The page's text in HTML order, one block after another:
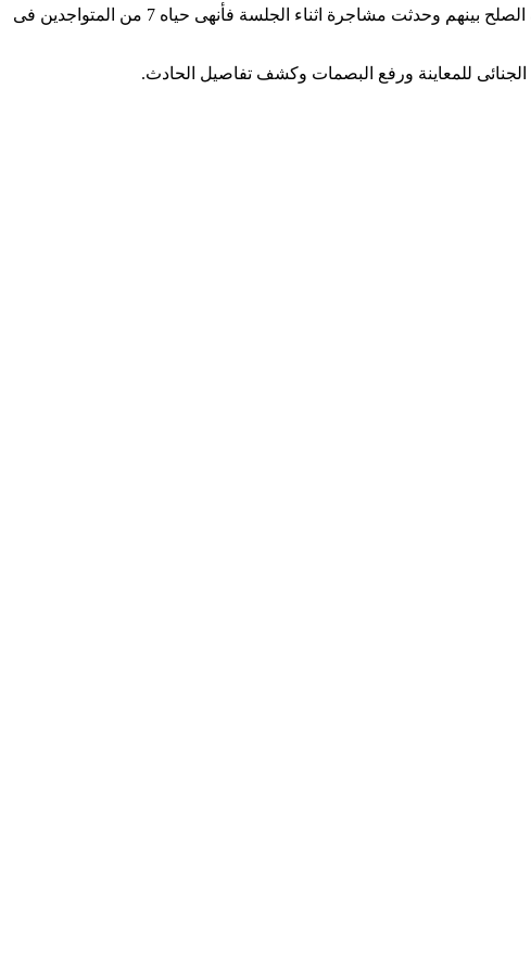
وقال شهود عيان إن سبب الحادث هى خلافات زوجية وتدخلت أسرة المجنى عليها ولم يحدث توافق فقرر انهاء حياتهم ورفضت الزوجة الصلح بينهم وحدثت مشاجرة اثناء الجلسة فأنهى حياه 7 من المتواجدين فى
للمعاينة ورفع البصمات وكشف تفاصيل الحادث.